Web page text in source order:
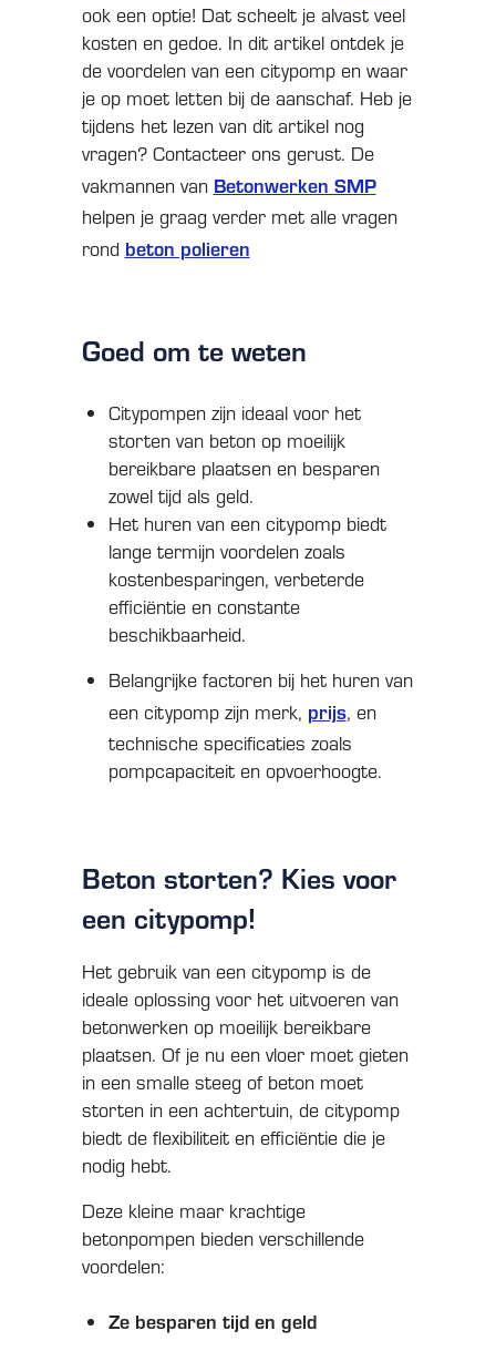
ook een optie! Dat scheelt je alvast veel
kosten en gedoe. In dit artikel ontdek je
de voordelen van een citypomp en waar
je op moet letten bij de aanschaf. Heb je
tijdens het lezen van dit artikel nog
vragen? Contacteer ons gerust. De
vakmannen van Betonwerken SMP
helpen je graag verder met alle vragen
rond beton polieren
Goed om te weten
Citypompen zijn ideaal voor het
storten van beton op moeilijk
bereikbare plaatsen en besparen
zowel tijd als geld.
Het huren van een citypomp biedt
lange termijn voordelen zoals
kostenbesparingen, verbeterde
efficiëntie en constante
beschikbaarheid.
Belangrijke factoren bij het huren van
een citypomp zijn merk, prijs, en
technische specificaties zoals
pompcapaciteit en opvoerhoogte.
Beton storten? Kies voor
een citypomp!
Het gebruik van een citypomp is de
ideale oplossing voor het uitvoeren van
betonwerken op moeilijk bereikbare
plaatsen. Of je nu een vloer moet gieten
in een smalle steeg of beton moet
storten in een achtertuin, de citypomp
biedt de flexibiliteit en efficiëntie die je
nodig hebt.
Deze kleine maar krachtige
betonpompen bieden verschillende
voordelen:
Ze besparen tijd en geld